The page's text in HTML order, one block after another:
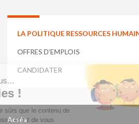
LA POLITIQUE RESSOURCES
OFFRES D’EMPLOIS
CANDIDATER
Acséa